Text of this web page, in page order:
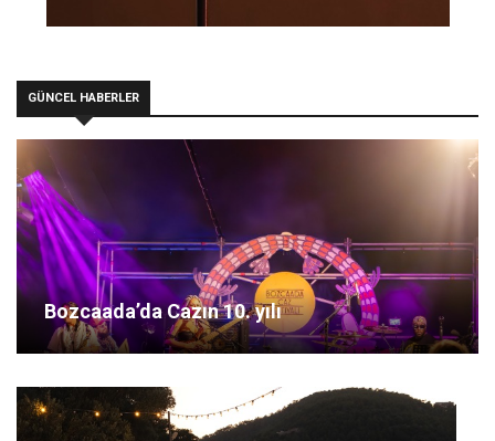
GÜNCEL HABERLER
Bozcaada’da Cazın 10. yılı